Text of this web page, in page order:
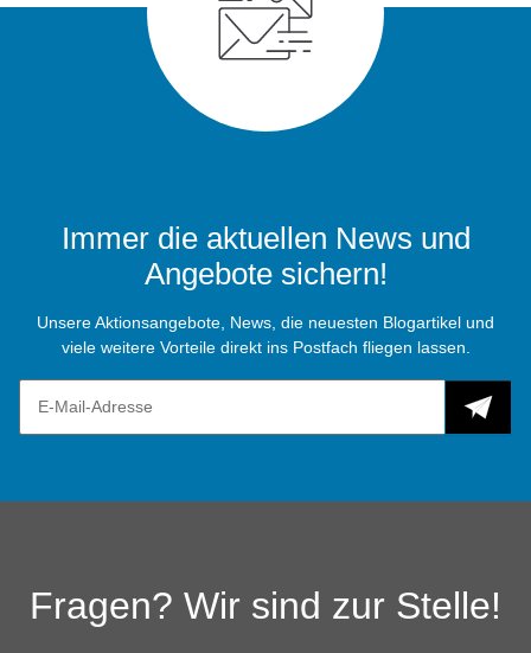
Immer die aktuellen News und
Angebote sichern!
Unsere Aktionsangebote, News, die neuesten Blogartikel und
viele weitere Vorteile direkt ins Postfach fliegen lassen.
Fragen? Wir sind zur Stelle!